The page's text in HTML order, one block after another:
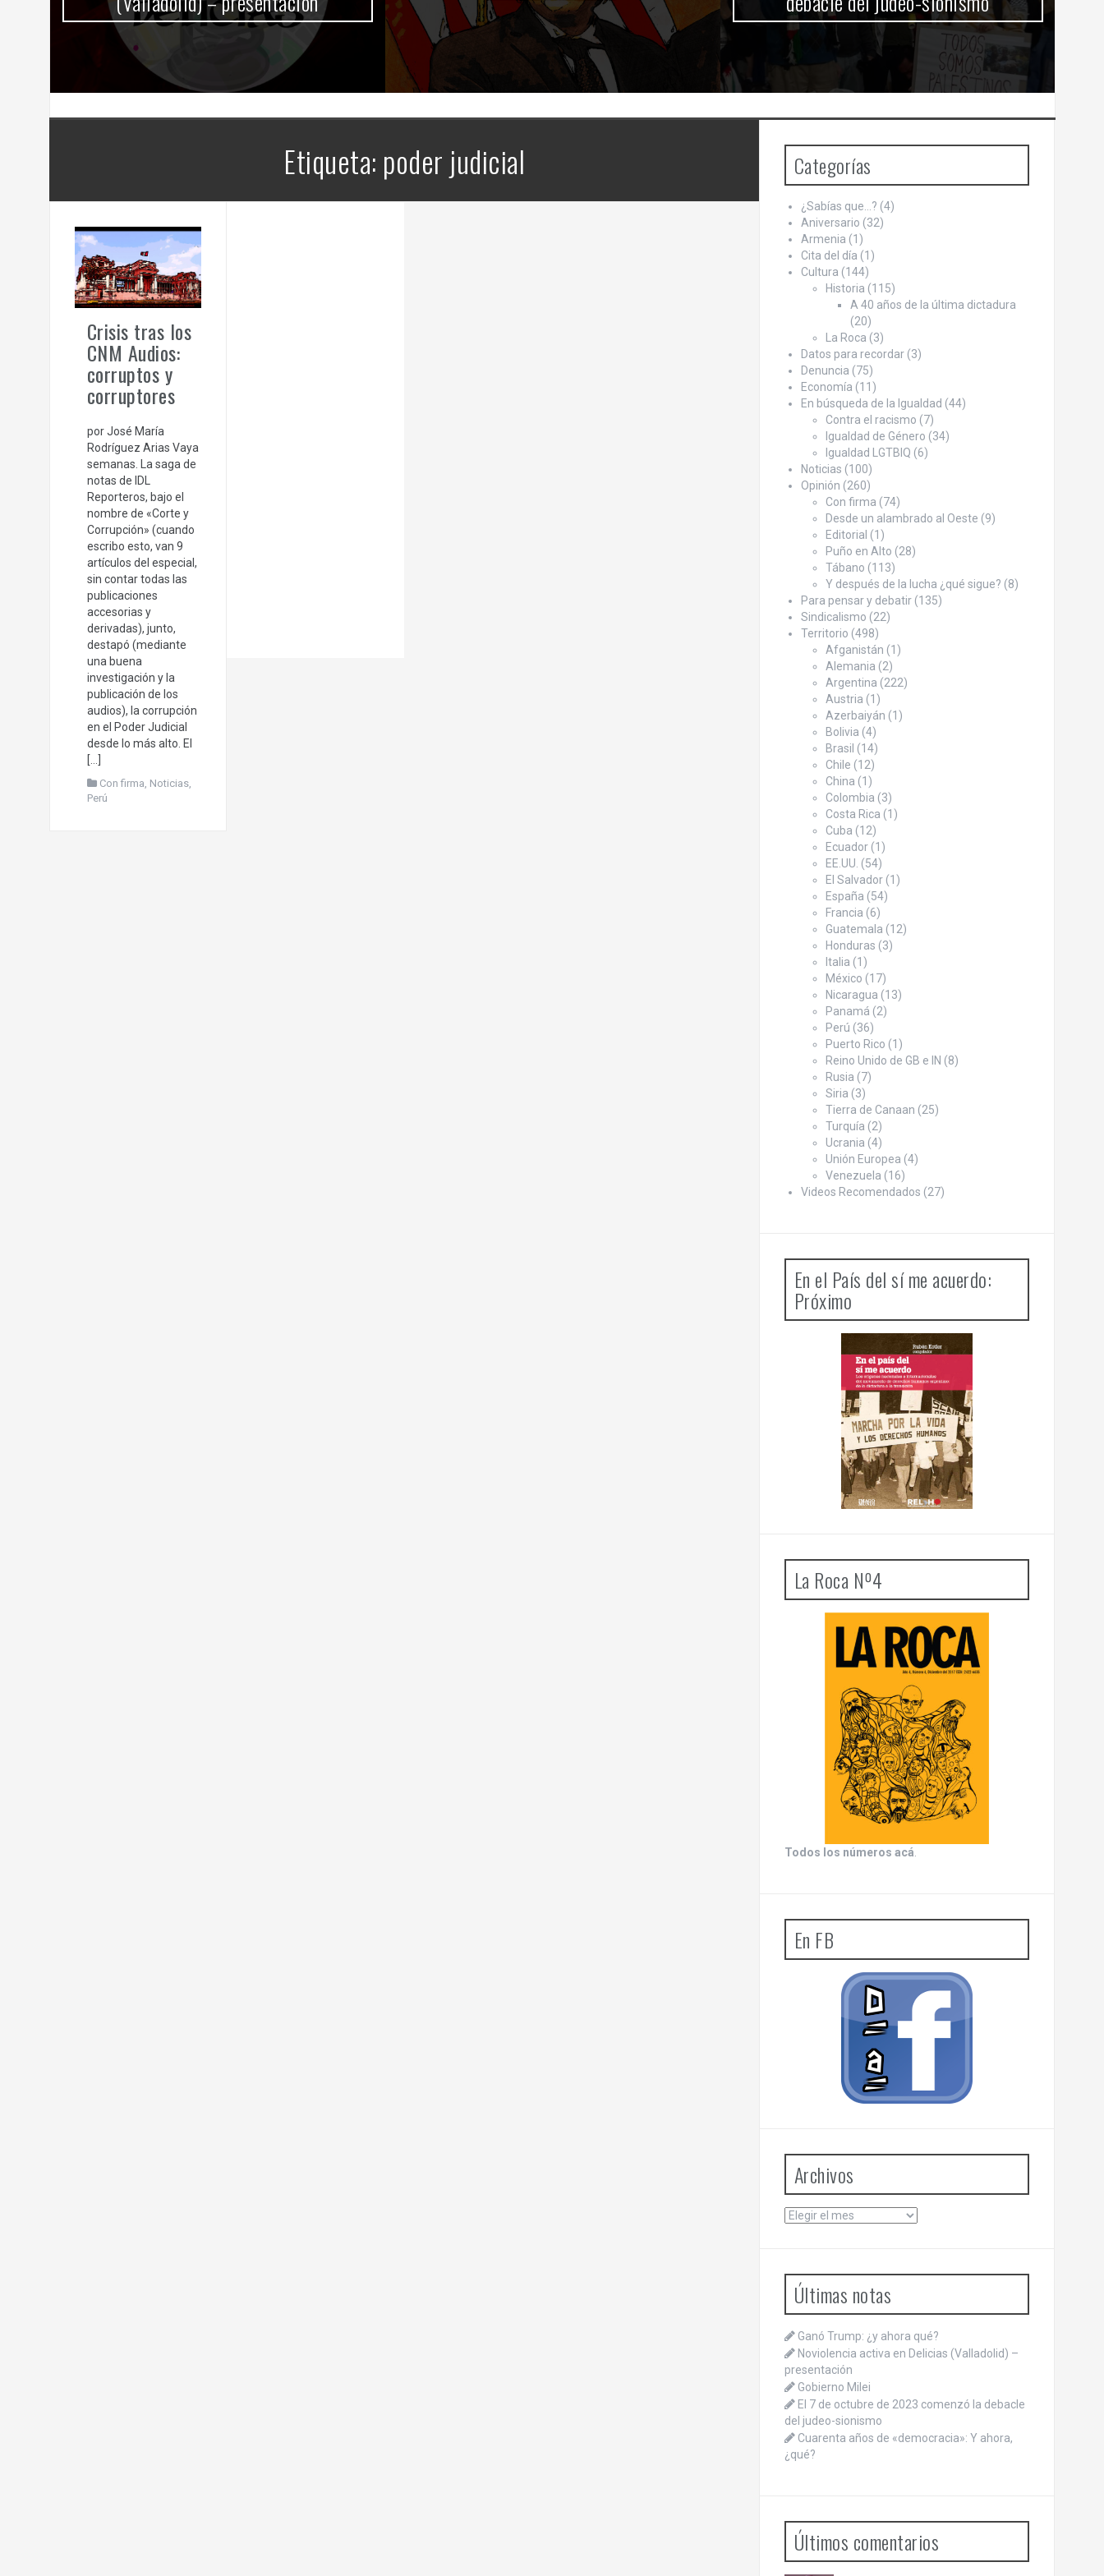
Etiqueta: poder judicial
Crisis tras los
CNM Audios:
corruptos y
corruptores
por José María
Rodríguez Arias Vaya
semanas. La saga de
notas de IDL
Reporteros, bajo el
nombre de «Corte y
Corrupción» (cuando
escribo esto, van 9
artículos del especial,
sin contar todas las
publicaciones
accesorias y
derivadas), junto,
destapó (mediante
una buena
investigación y la
publicación de los
audios), la corrupción
en el Poder Judicial
desde lo más alto. El
[…]
Con firma, Noticias,
Perú
Categorías
¿Sabías que…? (4)
Aniversario (32)
Armenia (1)
Cita del día (1)
Cultura (144)
Historia (115)
A 40 años de la última dictadura
(20)
La Roca (3)
Datos para recordar(3)
Denuncia (75)
Economía (11)
En búsqueda de la Igualdad (44)
Contra el racismo (7)
Igualdad de Género (34)
Igualdad LGTBIQ (6)
Noticias (100)
Opinión (260)
Con firma (74)
Desde un alambrado al Oeste (9)
Editorial (1)
Puño en Alto (28)
Tábano (113)
Y después de la lucha ¿qué sigue? (8)
Para pensar y debatir(135)
Sindicalismo (22)
Territorio (498)
Afganistán (1)
Alemania (2)
Argentina (222)
Austria (1)
Azerbaiyán (1)
Bolivia (4)
Brasil (14)
Chile (12)
China (1)
Colombia (3)
Costa Rica (1)
Cuba (12)
Ecuador(1)
EE.UU. (54)
El Salvador(1)
España (54)
Francia (6)
Guatemala (12)
Honduras (3)
Italia (1)
México (17)
Nicaragua (13)
Panamá (2)
Perú (36)
Puerto Rico (1)
Reino Unido de GB e IN (8)
Rusia (7)
Siria (3)
Tierra de Canaan (25)
Turquía (2)
Ucrania (4)
Unión Europea (4)
Venezuela (16)
Videos Recomendados (27)
En el País del sí me acuerdo:
Próximo
La Roca Nº4
Todos los números acá.
En FB
Archivos
Archivos
Últimas notas
Ganó Trump: ¿y ahora qué?
Noviolencia activa en Delicias (Valladolid) –
presentación
Gobierno Milei
El 7 de octubre de 2023 comenzó la debacle
del judeo-sionismo
Cuarenta años de «democracia»: Y ahora,
¿qué?
Últimos comentarios